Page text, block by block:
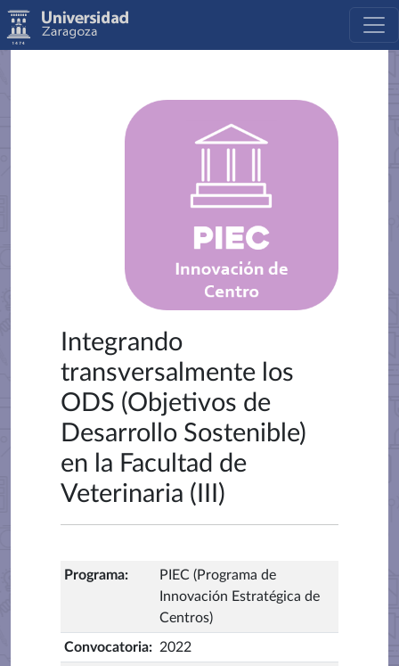
Integrando
transversalmente los
ODS (Objetivos de
Desarrollo Sostenible)
en la Facultad de
Veterinaria (III)
Programa:
PIEC (Programa de
Innovación Estratégica de
Centros)
Convocatoria: 2022